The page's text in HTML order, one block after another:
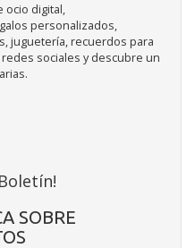
ocio digital,
personalizados,
juguetería, recuerdos para
sociales y descubre un
SOBRE